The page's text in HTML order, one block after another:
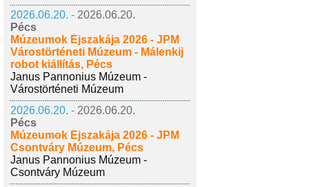
2026.06.20. - 2026.06.20.
Pécs
Múzeumok Éjszakája 2026 - JPM
Várostörténeti Múzeum - Málenkij
robot kiállítás, Pécs
Janus Pannonius Múzeum -
Várostörténeti Múzeum
2026.06.20. - 2026.06.20.
Pécs
Múzeumok Éjszakája 2026 - JPM
Csontváry Múzeum, Pécs
Janus Pannonius Múzeum -
Csontváry Múzeum